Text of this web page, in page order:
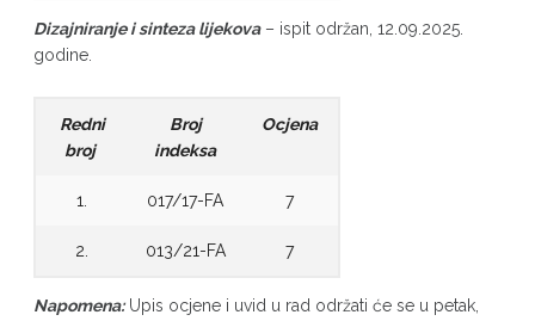
Dizajniranje i sinteza lijekova– ispit održan, 12.09.2025.
godine.
Redni
broj
Broj
indeksa
Ocjena
1. 017/17-FA 7
2. 013/21-FA 7
Napomena: Upis ocjene i uvid u rad održati će se u petak,